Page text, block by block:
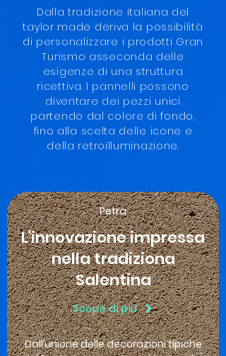
Dalla tradizione italiana del
taylor made deriva la possibilità
di personalizzare i prodotti Gran
Turismo asseconda delle
esigenze di una struttura
ricettiva. I pannelli possono
diventare dei pezzi unici
partendo dal colore di fondo,
fino alla scelta delle icone e
della retroilluminazione.
Petra
L'innovazione impressa
nella tradiziona
Salentina
Scopri di più
Dall’unione delle decorazioni tipiche